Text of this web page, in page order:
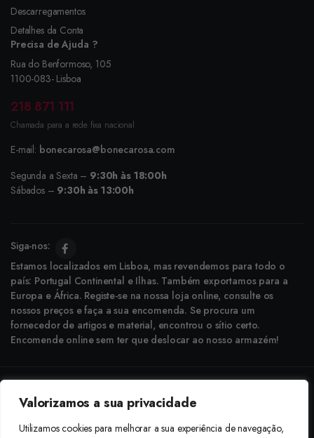
Valorizamos a sua privacidade
Utilizamos cookies para melhorar a sua experiência de navegação,
Descarregamentos
Detalhes da Conta
Precisa de Ajuda ?
Rua do Benformoso, 105
1100-083- Lisboa
218 871 111
Chamada para a rede fixa nacional
E-mail: bonecarosa@bonecarosa.com
Segunda a Sexta – 9:30h às 18:00h
Sábados – 9:30h às 13:00h
Siga-nos:
Estamos localizados em Lisboa, mas revendemos para todo o
país: Portugal Continental e Ilhas. Também exportamos para a
Europa e África. Registe-se na nossa loja online, consulte os
nossos preços e faça a sua encomenda. Se procura um
fornecedor de artigos e material, encontrou o sítio certo.
Encomende online sem ter que deslocar ao nosso armazém!
Aceitamos: Transferência Bancária e Envio à Cobrança